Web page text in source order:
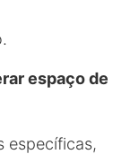
espaço de
específicas,